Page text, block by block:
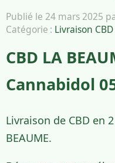
Publié le 24 mars 2025
Catégorie : Livraison CBD
CBD LA
Cannabidol
Livraison de CBD en
BEAUME.